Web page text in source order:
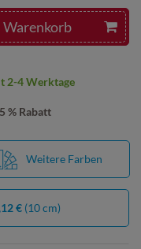
% Rabatt
Warenkorb
2-4 Werktage
Weitere Farben
€ (10 cm)